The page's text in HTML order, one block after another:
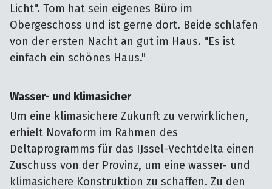
Licht". Tom hat sein eigenes Büro im
Obergeschoss und ist gerne dort. Beide schlafen
von der ersten Nacht an gut im Haus. "Es ist
einfach ein schönes Haus."
Wasser- und klimasicher
Um eine klimasichere Zukunft zu verwirklichen,
erhielt Novaform im Rahmen des
Deltaprogramms für das IJssel-Vechtdelta einen
Zuschuss von der Provinz, um eine wasser- und
klimasichere Konstruktion zu schaffen. Zu den